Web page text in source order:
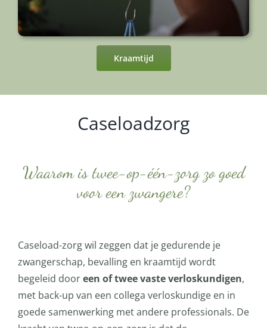
Kraamtijd
Caseloadzorg
Waarom is twee-op-één-zorg zo goed
voor een zwangere?
Caseload-zorg wil zeggen dat je gedurende je
zwangerschap, bevalling en kraamtijd wordt
begeleid dooreen of twee vaste verloskundigen,
met back-up van een collega verloskundige en in
goede samenwerking met andere professionals. De